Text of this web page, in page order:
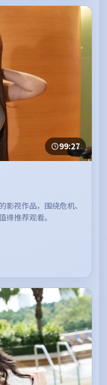
99:27
视作品，围绕危机、
推荐观看。